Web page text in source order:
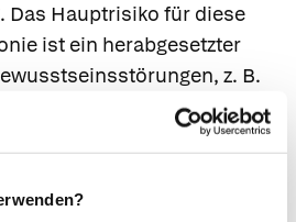
Das Hauptrisiko für diese
ist ein herabgesetzter
z. B.
Drogenmissbrauch sowie
Narkose oder Schlaganfall.